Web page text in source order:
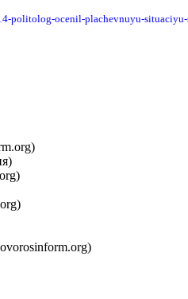
politolog-ocenil-plachevnuyu-